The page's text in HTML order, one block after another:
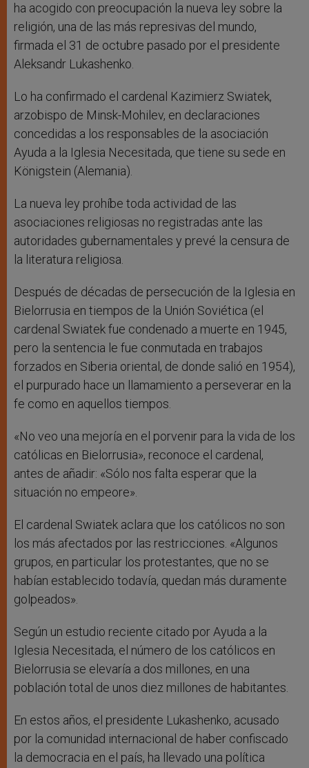
ha acogido con preocupación la nueva ley sobre la
religión, una de las más represivas del mundo,
firmada el 31 de octubre pasado por el presidente
Aleksandr Lukashenko.
Lo ha confirmado el cardenal Kazimierz Swiatek,
arzobispo de Minsk-Mohilev, en declaraciones
concedidas a los responsables de la asociación
Ayuda a la Iglesia Necesitada, que tiene su sede en
Königstein (Alemania).
La nueva ley prohíbe toda actividad de las
asociaciones religiosas no registradas ante las
autoridades gubernamentales y prevé la censura de
la literatura religiosa.
Después de décadas de persecución de la Iglesia en
Bielorrusia en tiempos de la Unión Soviética (el
cardenal Swiatek fue condenado a muerte en 1945,
pero la sentencia le fue conmutada en trabajos
forzados en Siberia oriental, de donde salió en 1954),
el purpurado hace un llamamiento a perseverar en la
fe como en aquellos tiempos.
«No veo una mejoría en el porvenir para la vida de los
católicas en Bielorrusia», reconoce el cardenal,
antes de añadir: «Sólo nos falta esperar que la
situación no empeore».
El cardenal Swiatek aclara que los católicos no son
los más afectados por las restricciones. «Algunos
grupos, en particular los protestantes, que no se
habían establecido todavía, quedan más duramente
golpeados».
Según un estudio reciente citado por Ayuda a la
Iglesia Necesitada, el número de los católicos en
Bielorrusia se elevaría a dos millones, en una
población total de unos diez millones de habitantes.
En estos años, el presidente Lukashenko, acusado
por la comunidad internacional de haber confiscado
la democracia en el país, ha llevado una política